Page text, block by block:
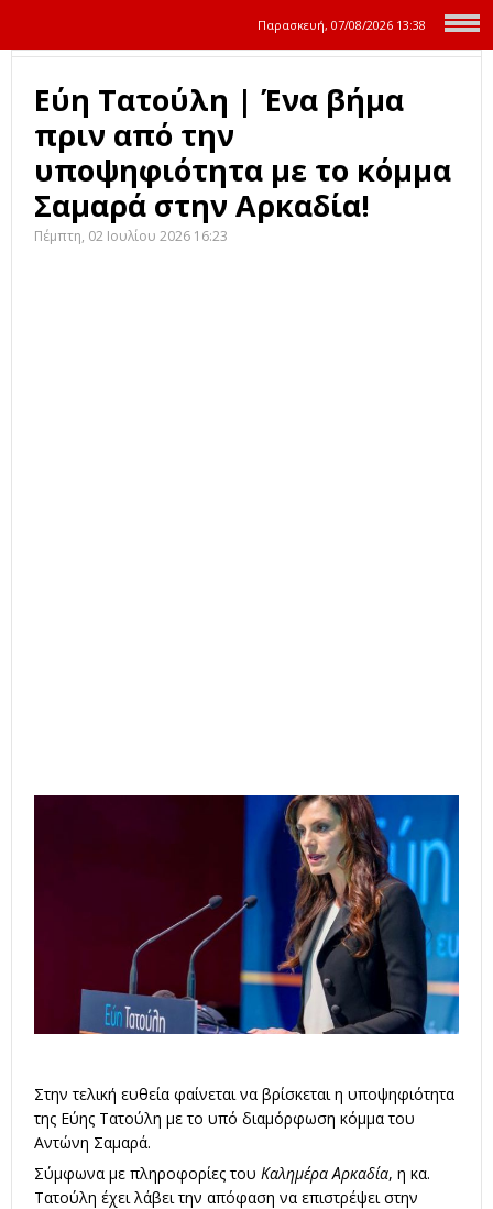
Παρασκευή, 07/08/2026 13:38
Εύη Τατούλη | Ένα βήμα
πριν από την
υποψηφιότητα με το κόμμα
Σαμαρά στην Αρκαδία!
Πέμπτη, 02 Ιουλίου 2026 16:23
Στην τελική ευθεία φαίνεται να βρίσκεται η υποψηφιότητα
της Εύης Τατούλη με το υπό διαμόρφωση κόμμα του
Αντώνη Σαμαρά.
Σύμφωνα με πληροφορίες του Καλημέρα Αρκαδία, η κα.
Τατούλη έχει λάβει την απόφαση να επιστρέψει στην